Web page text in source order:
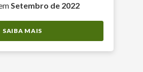
Setembro de 2022
SAIBA MAIS